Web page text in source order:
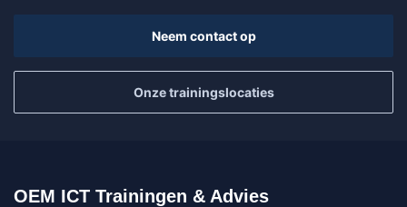
Neem contact op
Onze trainingslocaties
OEM ICT Trainingen & Advies